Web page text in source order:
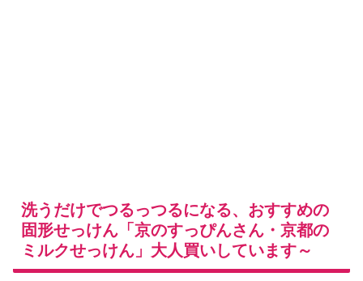
洗うだけでつるっつるになる、おすすめの
固形せっけん「京のすっぴんさん・京都の
ミルクせっけん」大人買いしています～